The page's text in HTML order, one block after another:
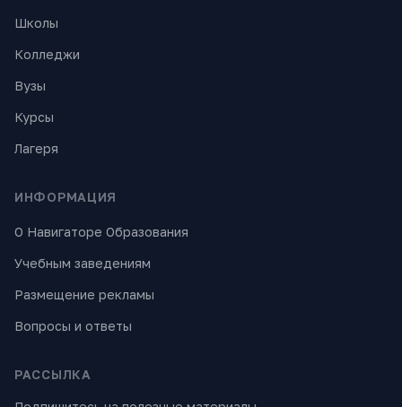
Школы
Колледжи
Вузы
Курсы
Лагеря
ИНФОРМАЦИЯ
О Навигаторе Образования
Учебным заведениям
Размещение рекламы
Вопросы и ответы
РАССЫЛКА